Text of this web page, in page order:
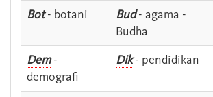
Bot- botani Bud- agama -
Budha
Dem-
demografi
Dik- pendidikan